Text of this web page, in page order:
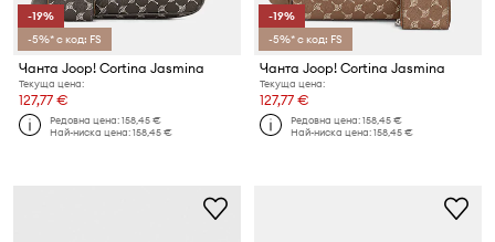
-19%
-5%* с код: FS
Чанта Joop! Cortina Jasmina
Текуща цена:
127,77 €
Редовна цена:158,45 €
Най-ниска цена:158,45 €
-19%
-5%* с код: FS
Чанта Joop! Cortina Jasmina
Текуща цена:
127,77 €
Редовна цена:158,45 €
Най-ниска цена:158,45 €